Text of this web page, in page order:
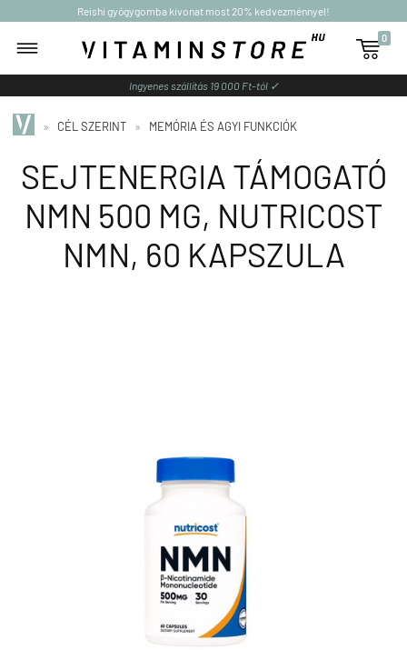
Reishi gyógygomba kivonat most 20% kedvezménnyel!

0
Ingyenes szállítás 19 000 Ft-tól ✓
» CÉL SZERINT » MEMÓRIA ÉS AGYI FUNKCIÓK
SEJTENERGIA TÁMOGATÓ
NMN 500 MG, NUTRICOST
NMN, 60 KAPSZULA